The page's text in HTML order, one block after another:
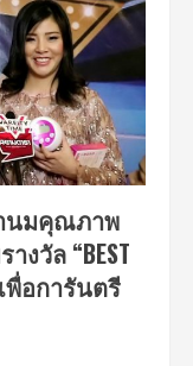
นมคุณภาพ
งวัล “BEST
เพื่อการันตรี